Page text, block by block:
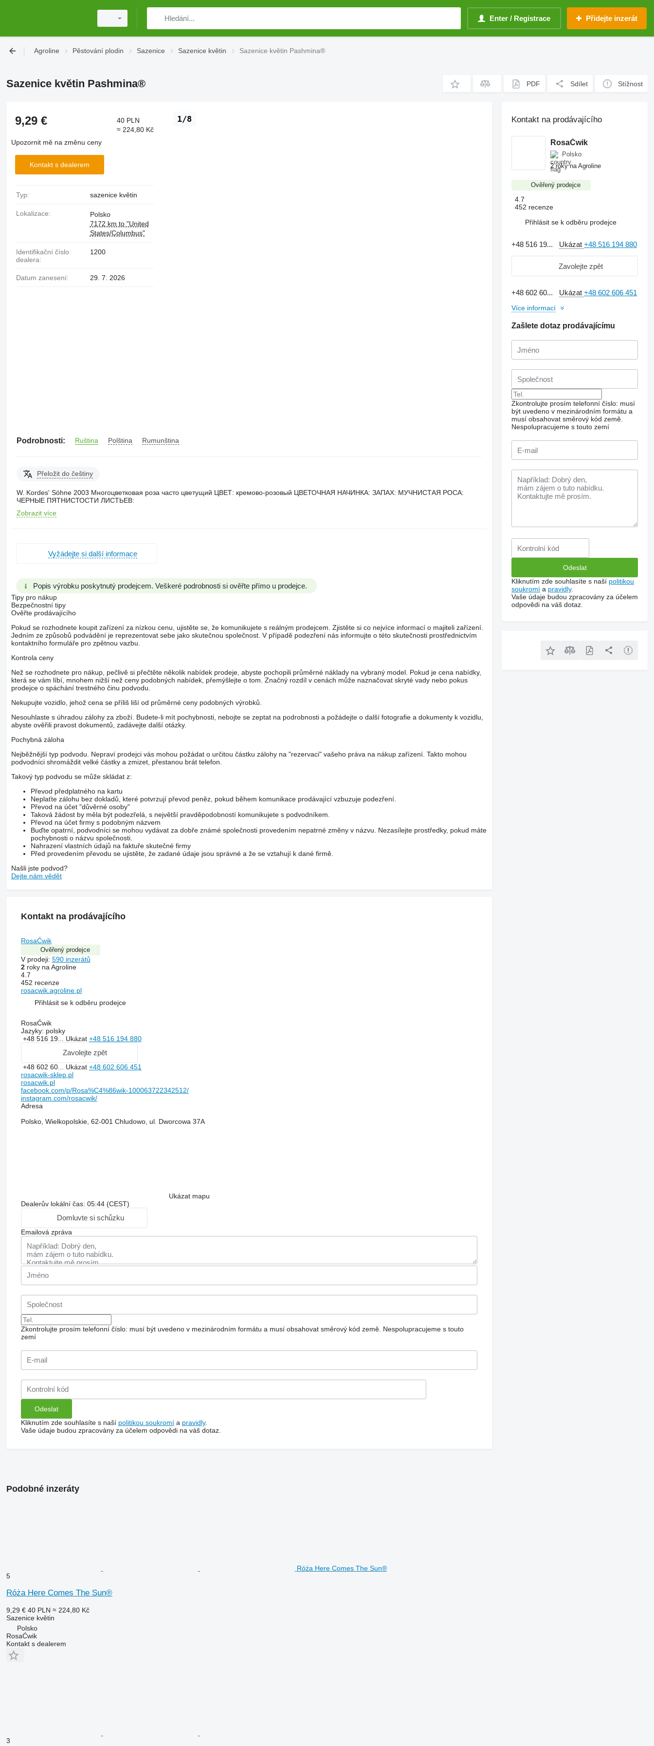
Enter / Registrace Přidejte inzerát
Agroline Pěstování plodin Sazenice Sazenice květin Sazenice květin Pashmina®
Sazenice květin Pashmina® PDF Sdílet Stížnost
1/8
9,29 €
40 PLN
≈ 224,80 Kč
Upozornit mě na změnu ceny
Kontakt s dealerem
Typ: sazenice květin
Lokalizace:
Polsko
7172 km to "United
States/Columbus"
Identifikační číslo
dealera:
1200
Datum zanesení: 29. 7. 2026
Podrobnosti: Ruština Polština Rumunština
Přeložit do češtiny
W. Kordes' Söhne 2003 Многоцветковая роза часто цветущий ЦВЕТ: кремово-розовый ЦВЕТОЧНАЯ НАЧИНКА: ЗАПАХ: МУЧНИСТАЯ РОСА:
ЧЕРНЫЕ ПЯТНИСТОСТИ ЛИСТЬЕВ:
Zobrazit více
Vyžádejte si další informace
Popis výrobku poskytnutý prodejcem. Veškeré podrobnosti si ověřte přímo u prodejce.
Tipy pro nákup
Bezpečnostní tipy
Ověřte prodávajícího
Pokud se rozhodnete koupit zařízení za nízkou cenu, ujistěte se, že komunikujete s reálným prodejcem. Zjistěte si co nejvíce informací o majiteli zařízení.
Jedním ze způsobů podvádění je reprezentovat sebe jako skutečnou společnost. V případě podezření nás informujte o této skutečnosti prostřednictvím
kontaktního formuláře pro zpětnou vazbu.
Kontrola ceny
Než se rozhodnete pro nákup, pečlivě si přečtěte několik nabídek prodeje, abyste pochopili průměrné náklady na vybraný model. Pokud je cena nabídky,
která se vám líbí, mnohem nižší než ceny podobných nabídek, přemýšlejte o tom. Značný rozdíl v cenách může naznačovat skryté vady nebo pokus
prodejce o spáchání trestného činu podvodu.
Nekupujte vozidlo, jehož cena se příliš liší od průměrné ceny podobných výrobků.
Nesouhlaste s úhradou zálohy za zboží. Budete-li mít pochybnosti, nebojte se zeptat na podrobnosti a požádejte o další fotografie a dokumenty k vozidlu,
abyste ověřili pravost dokumentů, zadávejte další otázky.
Pochybná záloha
Nejběžnější typ podvodu. Nepraví prodejci vás mohou požádat o určitou částku zálohy na "rezervaci" vašeho práva na nákup zařízení. Takto mohou
podvodníci shromáždit velké částky a zmizet, přestanou brát telefon.
Takový typ podvodu se může skládat z:
Převod předplatného na kartu
Neplaťte zálohu bez dokladů, které potvrzují převod peněz, pokud během komunikace prodávající vzbuzuje podezření.
Převod na účet "důvěrné osoby"
Taková žádost by měla být podezřelá, s největší pravděpodobností komunikujete s podvodníkem.
Převod na účet firmy s podobným názvem
Buďte opatrní, podvodníci se mohou vydávat za dobře známé společnosti provedením nepatrné změny v názvu. Nezasílejte prostředky, pokud máte
pochybnosti o názvu společnosti.
Nahrazení vlastních údajů na faktuře skutečné firmy
Před provedením převodu se ujistěte, že zadané údaje jsou správné a že se vztahují k dané firmě.
Našli jste podvod?
Dejte nám vědět
Kontakt na prodávajícího
RosaĆwik
Ověřený prodejce
V prodeji: 590 inzerátů
2roky na Agroline
4.7
452 recenze
rosacwik.agroline.pl
Přihlásit se k odběru prodejce
RosaĆwik
Jazyky: polsky
+48 516 19... Ukázat +48 516 194 880
Zavolejte zpět
+48 602 60... Ukázat +48 602 606 451
rosacwik-sklep.pl
rosacwik.pl
facebook.com/p/Rosa%C4%86wik-100063722342512/
instagram.com/rosacwik/
Adresa
Polsko, Wielkopolskie, 62-001 Chludowo, ul. Dworcowa 37A
Ukázat mapu
Dealerův lokální čas: 05:44 (CEST)
Domluvte si schůzku
Emailová zpráva
Zkontrolujte prosím telefonní číslo: musí být uvedeno v mezinárodním formátu a musí obsahovat směrový kód země. Nespolupracujeme s touto
zemí
Kliknutím zde souhlasíte s naší politikou soukromía pravidly.
Vaše údaje budou zpracovány za účelem odpovědi na váš dotaz.
Kontakt na prodávajícího
RosaĆwik
Polsko
2 roky na Agroline
Ověřený prodejce
4.7
452 recenze
Přihlásit se k odběru prodejce
+48 516 19... Ukázat+48 516 194 880
Zavolejte zpět
+48 602 60... Ukázat+48 602 606 451
Více informací
Zašlete dotaz prodávajícímu
Zkontrolujte prosím telefonní číslo: musí
být uvedeno v mezinárodním formátu a
musí obsahovat směrový kód země.
Nespolupracujeme s touto zemí
Kliknutím zde souhlasíte s naší politikou
soukromí a pravidly.
Vaše údaje budou zpracovány za účelem
odpovědi na váš dotaz.
Podobné inzeráty
Róża Here Comes The Sun®
5
Róża Here Comes The Sun®
9,29 € 40 PLN ≈ 224,80 Kč
Sazenice květin
Polsko
RosaĆwik
Kontakt s dealerem
3